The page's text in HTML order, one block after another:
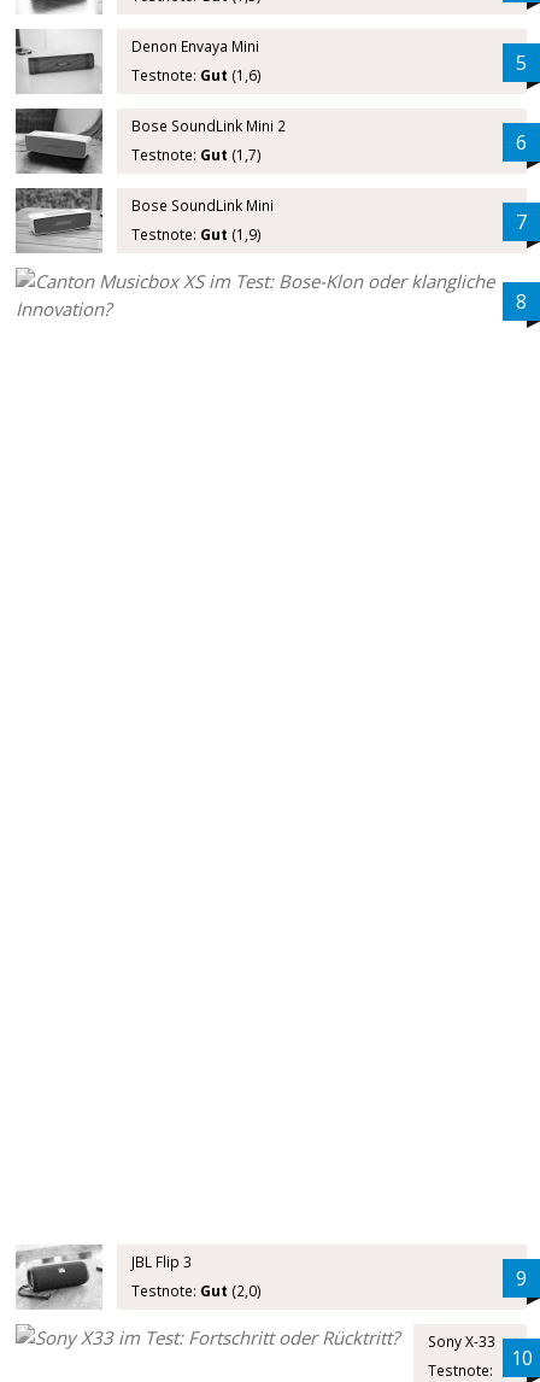
Denon Envaya Mini
Testnote: Gut (1,6) 5
Bose SoundLink Mini 2
Testnote: Gut (1,7) 6
Bose SoundLink Mini
Testnote: Gut (1,9) 7
8
JBL Flip 3
Testnote: Gut (2,0) 9
Sony X-33
Testnote:
10